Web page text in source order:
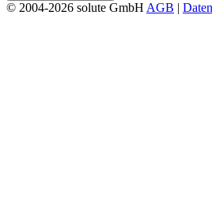
© 2004-2026 solute GmbH AGB |